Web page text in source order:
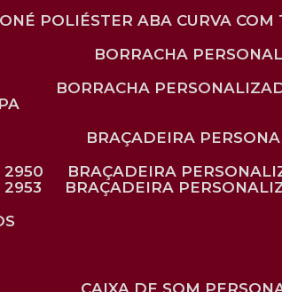
BONÉ POLIÉSTER ABA CURVA COM
BORRACHA
BORRACHA
BRAÇADEIRA
2950
BRAÇADEIRA
2953
BRAÇADEIRA
CAIXA DE SOM